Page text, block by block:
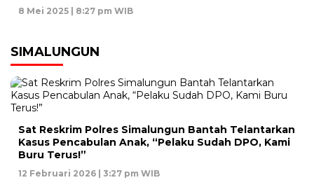
8 Mei 2025 | 8:27 pm WIB
SIMALUNGUN
Sat Reskrim Polres Simalungun Bantah Telantarkan
Kasus Pencabulan Anak, “Pelaku Sudah DPO, Kami
Buru Terus!”
12 Februari 2026 | 3:27 pm WIB